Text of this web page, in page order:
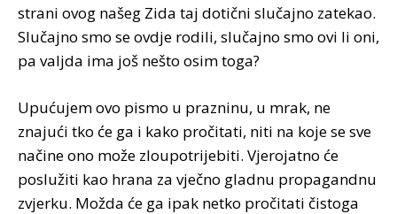
strani ovog našeg Zida taj dotični slučajno zatekao.
Slučajno smo se ovdje rodili, slučajno smo ovi li oni,
pa valjda ima još nešto osim toga?
Upućujem ovo pismo u prazninu, u mrak, ne
znajući tko će ga i kako pročitati, niti na koje se sve
načine ono može zloupotrijebiti. Vjerojatno će
poslužiti kao hrana za vječno gladnu propagandnu
zvjerku. Možda će ga ipak netko pročitati čistoga